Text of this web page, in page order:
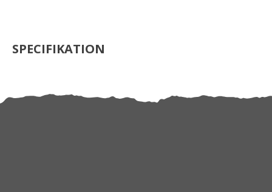
SPECIFIKATION